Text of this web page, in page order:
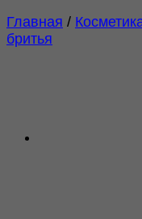
Главная /
бритья